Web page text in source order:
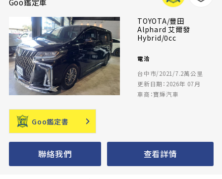
TOYOTA/豐田
Alphard 艾爾發
Hybrid/0cc
電洽
台中市/2021/7.2萬公里
更新日期：2026年 07月
車商：寶輝汽車
Goo鑑定書
聯絡我們 查看詳情